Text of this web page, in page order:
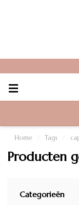
Home / Tags /
Producten
Categorieën